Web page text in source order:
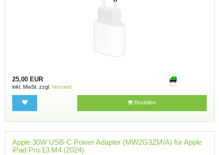
25,00 EUR
inkl. MwSt. zzgl. Versand
Bestellen
Apple 30W USB-C Power Adapter (MW2G3ZM/A) für Apple
iPad Pro 13 M4 (2024)